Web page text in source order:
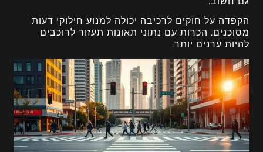
הקפדה על חוקים לרכיבה יכולה למנוע חילוקי דעות
מסוכנים. הכרות עם נתוני תאונות תעזור לרוכבים
להיות ערנים יותר.